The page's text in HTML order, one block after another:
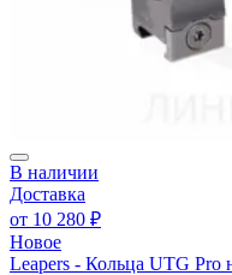
В наличии
Доставка
от 10 280 ₽
Новое
Leapers - Кольца UTG Pro